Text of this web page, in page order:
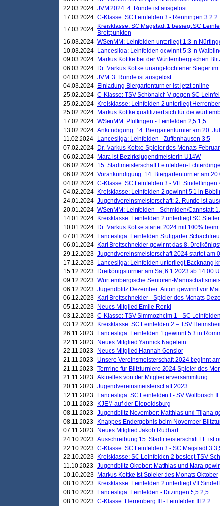
22.03.2024 JVM 2024: 4. Runde ist ausgelost
17.03.2024 C-Klasse: SC Leinfelden 3 - Renningen 3 2:2
17.03.2024
Kreisklasse: SC Magstadt 1 besiegt SC
Brettpunkten
16.03.2024 WSenMM: Leinfelden unterliegt 1:3 in
10.03.2024
Landesliga: Leinfelden gewinnt 5:3 in
09.03.2024
Markus Kottke bei der Württembergischen
06.03.2024
Dr. Markus Kottke unangefochtener Sieger
04.03.2024 JVM: 3. Runde ist ausgelost
04.03.2024
Einladung Biergartenturnier ist jetzt online
25.02.2024 C-Klasse: TSV Schönaich V gegen SC
25.02.2024
Kreisklasse: Leinfelden 2 unterliegt
25.02.2024
Markus Kottke qualifiziert sich für die
17.02.2024 WSenMM: Pfullingen - Leinfelden 2,5:1,5
13.02.2024 Ankündigung: 14. Biergartenturnier am 20.
11.02.2024
Landesliga: Leinfelden - Zuffenhausen 3:5
07.02.2024
Dr. Markus Kottke Spieler des Monats Februar
06.02.2024
Mara ist Bezirksjugendmeisterin U14W
06.02.2024 15. Stadtmeisterschaft Leinfelden-
06.02.2024 Vorankündigung: 14. Biergartenturnier am
04.02.2024 C-Klasse: SC Leinfelden 3 - VfL Sindelfingen
04.02.2024
Kreisklasse: Leinfelden 2 gewinnt 5:1 in
24.01.2024 Jugendvereinsmeisterschaft: 2. Runde ist
20.01.2024 WSenMM: Leinfelden - Schmiden/Cannstatt
14.01.2024
Kreisklasse: Leinfelden 2 unterliegt SC
10.01.2024
Dr. Markus Kottke startet 2024 mit 100%
07.01.2024
Landesliga: Leinfelden Stuttgarter
06.01.2024
Karl Brettschneider gewinnt das 8.
29.12.2023 Jugendvereinsmeisterschaft 2024 startet am
17.12.2023
Landesliga: Leinfelden unterliegt Backnang
15.12.2023
Dreikönigsturnier am Sa, 6.1.2023 ab 14:00
09.12.2023 Württembergische Senioren-
06.12.2023 Jugendblitz Dezember: Anton gewinnt vor
06.12.2023
Karl Brettschneider - Spieler des Monats
05.12.2023
Neues Mitglied Emile Renkl
03.12.2023 C-Klasse: TSV Simmozheim 1 - SC
03.12.2023
Kreisklasse: SC Leinfelden 2 – TSV
26.11.2023
Landesliga: Leinfelden 1 gewinnt 5:3 in
22.11.2023
Neues Mitglied Yannick Nägelein
22.11.2023
Neues Mitglied Hannah Gonsior
21.11.2023
Unsere Vereinsmeisterschaft 2024 beginnt
21.11.2023 Termine für Blitzturniere 2024 Spieler des
21.11.2023 Aktuelles von der Mitgliederversammlung
20.11.2023 Jugendvereinsmeisterschaft 2023
12.11.2023
Landesliga: SC Leinfelden I - SV Wolfbusch II
10.11.2023
KJEM auf der Diepoldsburg
08.11.2023 Jugendblitz November: Matthias und Tijana
08.11.2023
Knappes Endergebnis beim November
07.11.2023
Neues Mitglied Jakob Rudhart
24.10.2023 Ausschreibung 15. Stadtmeisterschaft LE ist
22.10.2023 C-Klasse: SC Leinfelden 3 - SC Magstadt 3
22.10.2023
Kreisklasse: SC Leinfelden 2 besiegt TSV
11.10.2023 Jugendblitz Oktober: Matthias und Mara
10.10.2023
Markus Kottke ist Spieler des Monats Oktober
08.10.2023
Kreisklasse: Leinfelden 2 unterliegt Vfl
08.10.2023
Landesliga: Leinfelden - Ditzingen 5,5:2,5
08.10.2023 C-Klasse: Herrenberg III - Leinfelden III 2:2